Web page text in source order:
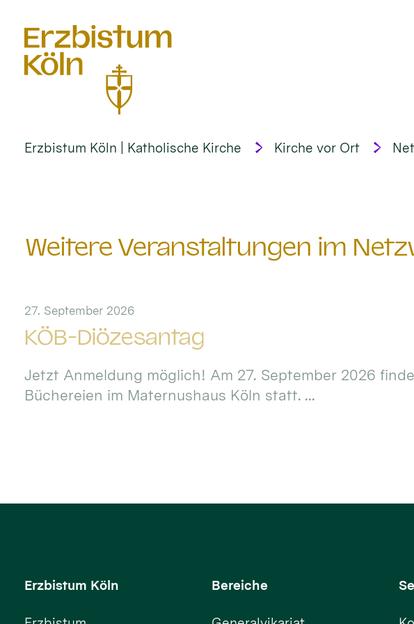
Erzbistum Köln | Katholische Kirche Kirche vor Ort
Weitere Veranstaltungen im
KÖB-Diözesantag
27. September 2026
Jetzt Anmeldung möglich! Am 27. September 2026
Büchereien im Maternushaus Köln statt. ...
Erzbistum Köln Bereiche